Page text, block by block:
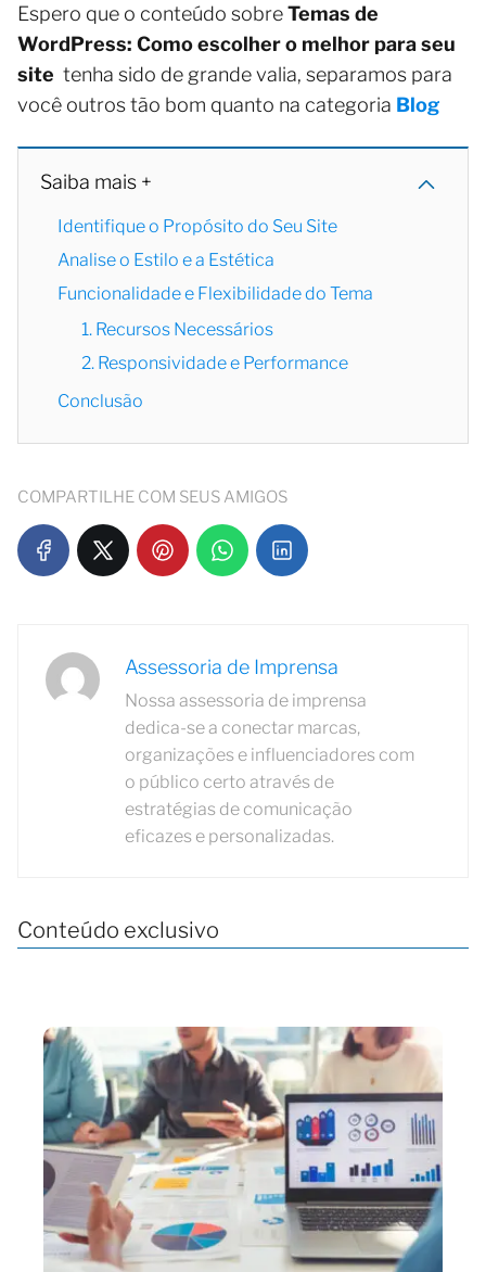
Espero que o conteúdo sobreTemas de
WordPress: Como escolher o melhor para seu
site tenha sido de grande valia, separamos para
você outros tão bom quanto na categoria Blog
Saiba mais +
Identifique o Propósito do Seu Site
Analise o Estilo e a Estética
Funcionalidade e Flexibilidade do Tema
1. Recursos Necessários
2. Responsividade e Performance
Conclusão
COMPARTILHE COM SEUS AMIGOS
Assessoria de Imprensa
Nossa assessoria de imprensa
dedica-se a conectar marcas,
organizações e influenciadores com
o público certo através de
estratégias de comunicação
eficazes e personalizadas.
Conteúdo exclusivo